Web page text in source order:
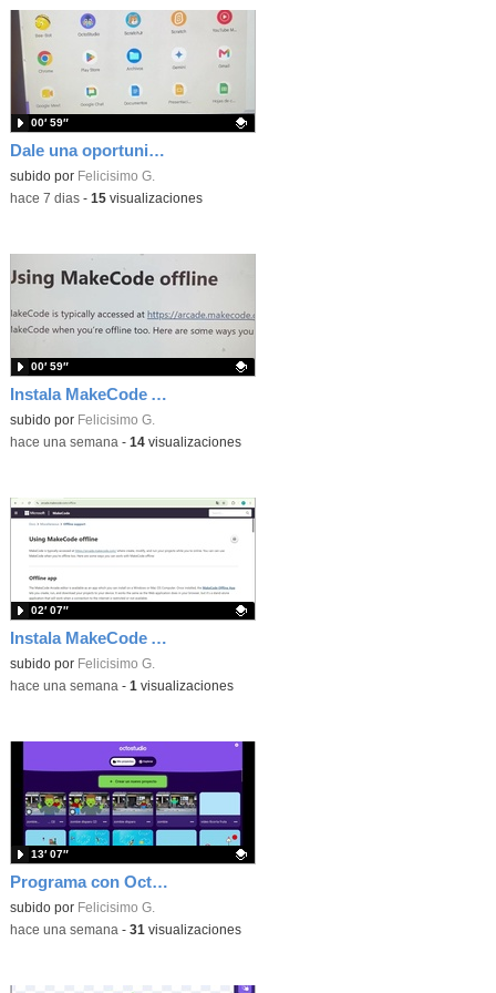
Dale una oportunidad a los Chromebooks y utiliza un proyector para realizar talleres si no tienes pantallas táctiles
Contenido educativo.
subido por Felicisimo G.
00′ 59″
-hace 7 dias- 15visualizaciones
Instala MakeCode Arcade para trabajar offline en tu tablet, ordenador, Chromebook
Contenido educativo.
subido por Felicisimo G.
00′ 59″
-hace una semana - 14visualizaciones
Instala MakeCode Arcade offline para programar grandes juegos sin necesidad de Internet
Contenido educativo.
subido por Felicisimo G.
02′ 07″
-hace una semana - 1 visualizaciones
Programa con OctoStudio, un juego de disparos contra Zombies con un cargador basado en el House of the dead
Contenido educativo.
subido por Felicisimo G.
13′ 07″
-hace una semana - 31 visualizaciones